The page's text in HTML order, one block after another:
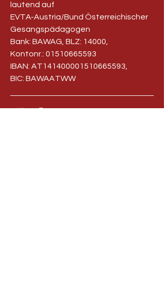
lautend auf
EVTA-Austria/Bund Österreichischer
Gesangspädagogen
Bank: BAWAG, BLZ: 14000,
Kontonr.: 01510665593
IBAN: AT141400001510665593,
BIC: BAWAATWW
office@evta.at